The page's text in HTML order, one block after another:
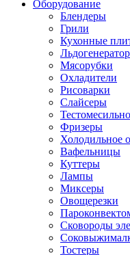
Оборудование
Блендеры
Грили
Кухонные
Мясорубки
Охладители
Рисоварки
Слайсеры
Фризеры
Холодильное
Вафельницы
Куттеры
Лампы
Миксеры
Овощерезки
Сковороды
Тостеры